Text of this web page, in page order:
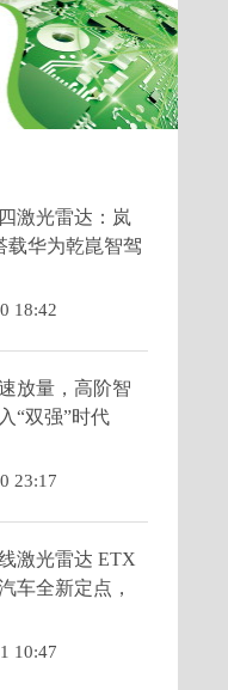
激光雷达：岚
载华为乾崑智驾
18:42
放量，高阶智
“双强”时代
23:17
激光雷达 ETX
车全新定点，
10:47